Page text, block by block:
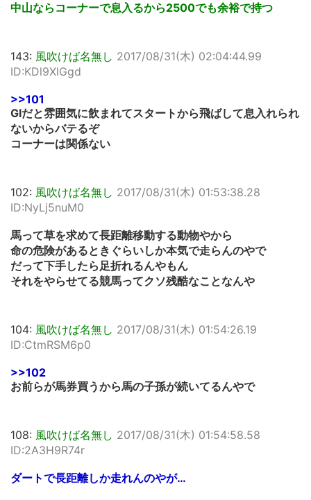
中山ならコーナーで息入るから2500でも余裕で持つ
143: 風吹けば名無し 2017/08/31(木) 02:04:44.99
ID:KDl9XlGgd
>>101
GⅠだと雰囲気に飲まれてスタートから飛ばして息入れられ
ないからバテるぞ
コーナーは関係ない
102: 風吹けば名無し 2017/08/31(木) 01:53:38.28
ID:NyLj5nuM0
馬って草を求めて長距離移動する動物やから
命の危険があるときぐらいしか本気で走らんのやで
だって下手したら足折れるんやもん
それをやらせてる競馬ってクソ残酷なことなんや
104: 風吹けば名無し 2017/08/31(木) 01:54:26.19
ID:CtmRSM6p0
>>102
お前らが馬券買うから馬の子孫が続いてるんやで
108: 風吹けば名無し 2017/08/31(木) 01:54:58.58
ID:2A3H9R74r
ダートで長距離しか走れんのやが…